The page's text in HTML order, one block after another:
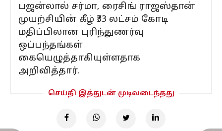
பஜன்லால் சர்மா, ரைசிங் ராஜஸ்தான்
முயற்சியின் கீழ் ₹33 லட்சம் கோடி
மதிப்பிலான புரிந்துணர்வு
ஒப்பந்தங்கள்
கையெழுத்தாகியுள்ளதாக
அறிவித்தார்.
செய்தி இத்துடன் முடிவடைந்தது